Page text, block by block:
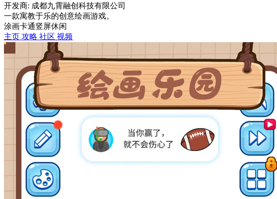
开发商: 成都九霄融创科技有限公司
一款寓教于乐的创意绘画游戏。
涂画卡通竖屏休闲
主页 攻略 社区 视频